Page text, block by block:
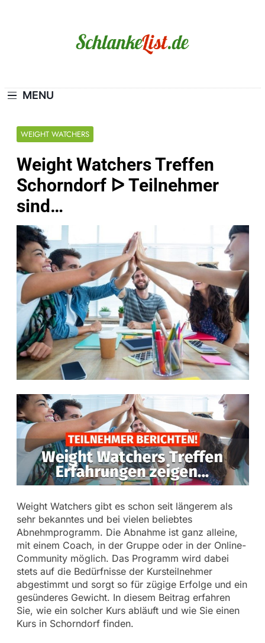
MENU
WEIGHT WATCHERS
Weight Watchers Treffen
Schorndorf ᐅ Teilnehmer
sind…
Weight Watchers gibt es schon seit längerem als
sehr bekanntes und bei vielen beliebtes
Abnehmprogramm. Die Abnahme ist ganz alleine,
mit einem Coach, in der Gruppe oder in der Online-
Community möglich. Das Programm wird dabei
stets auf die Bedürfnisse der Kursteilnehmer
abgestimmt und sorgt so für zügige Erfolge und ein
gesünderes Gewicht. In diesem Beitrag erfahren
Sie, wie ein solcher Kurs abläuft und wie Sie einen
Kurs in Schorndorf finden.